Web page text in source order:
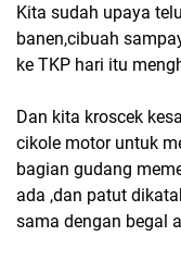
Kita sudah upaya
banen,cibuah
ke TKP hari itu
Dan kita kroscek
cikole motor untuk
bagian gudang
ada ,dan patut
sama dengan begal